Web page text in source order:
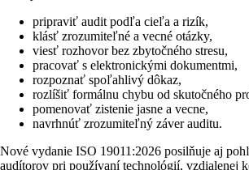
pripraviť audit podľa cieľa a rizík,
klásť zrozumiteľné a vecné otázky,
viesť rozhovor bez zbytočného stresu,
pracovať s elektronickými dokumentmi,
rozpoznať spoľahlivý dôkaz,
rozlíšiť formálnu chybu od skutočného
pomenovať zistenie jasne a vecne,
navrhnúť zrozumiteľný záver auditu.
Nové vydanie ISO 19011:2026 posilňuje aj
audítorov pri používaní technológií, vzdialenej